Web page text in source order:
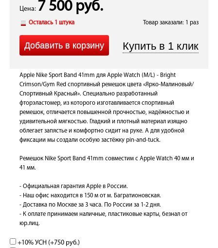
Цена: 7 500 руб.
Осталась 1 штука Товар заказали: 1 раз
Apple Nike Sport Band 41mm для Apple Watch (M/L) - Bright
Crimson/Gym Red спортивный ремешок цвета «Ярко-Малиновый/
Спортивный Красный». Специально разработанный
фторэластомер, из которого изготавливается спортивный
ремешок, отличается повышенной прочностью, надёжностью и
удивительной мягкостью. Гладкий и плотный материал изящно
облегает запястье и комфортно сидит на руке. А для удобной
фиксации мы создали особую застёжку pin-and-tuck.
Ремешок Nike Sport Band 41mm совместим с Apple Watch 40 мм и
41 мм.
- Официальная гарантия Apple в России.
- Наш офис находится в 150 м от м. Багратионовская.
- Доставка по Москве за 3 часа. По России за 1-2 дня.
- К оплате принимаем наличные, пластиковые карты, безнал от
юр.лиц.
+10% УСН (+750 руб.)